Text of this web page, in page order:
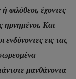
φιλόθεοι, έχοντες
ηρνημένοι. Και
ενδύνοντες εις τας
μανθάνοντα